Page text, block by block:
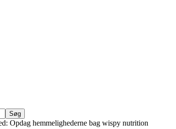
Opdag hemmelighederne bag wispy nutrition